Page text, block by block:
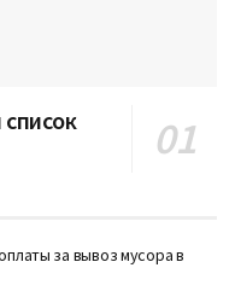
за вывоз мусора в